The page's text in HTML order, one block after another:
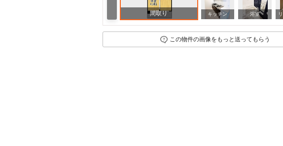
間取り キッチン 浴室
この物件の画像をもっと送ってもらう